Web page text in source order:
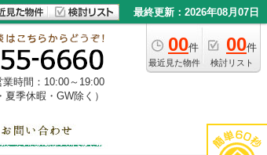
最終更新：2026年08月07日
00件
最近見た物件
00件
検討リスト
業時間：10:00～19:00
季休暇・GW除く）